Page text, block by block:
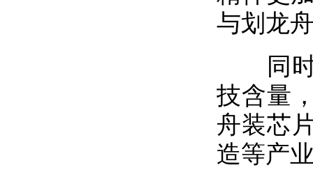
与划龙
同时
技含量
舟装芯
造等产